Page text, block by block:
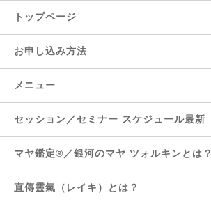
トップページ
お申し込み方法
メニュー
セッション／セミナー スケジュール最新
マヤ鑑定®／銀河のマヤ ツォルキンとは？
直傳靈氣（レイキ）とは？